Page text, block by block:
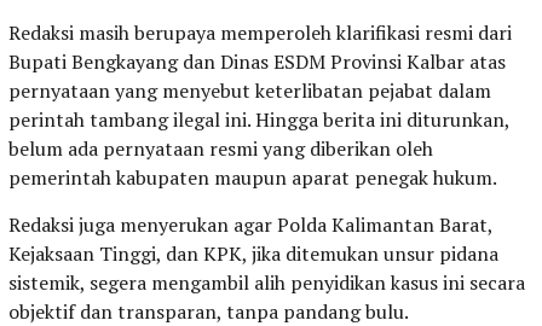
Redaksi masih berupaya memperoleh klarifikasi resmi dari
Bupati Bengkayang dan Dinas ESDM Provinsi Kalbar atas
pernyataan yang menyebut keterlibatan pejabat dalam
perintah tambang ilegal ini. Hingga berita ini diturunkan,
belum ada pernyataan resmi yang diberikan oleh
pemerintah kabupaten maupun aparat penegak hukum.
Redaksi juga menyerukan agar Polda Kalimantan Barat,
Kejaksaan Tinggi, dan KPK, jika ditemukan unsur pidana
sistemik, segera mengambil alih penyidikan kasus ini secara
objektif dan transparan, tanpa pandang bulu.